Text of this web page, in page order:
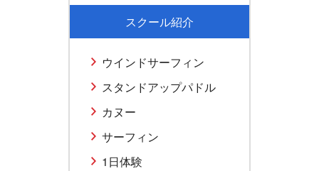
スクール紹介
ウインドサーフィン
スタンドアップパドル
カヌー
サーフィン
1日体験